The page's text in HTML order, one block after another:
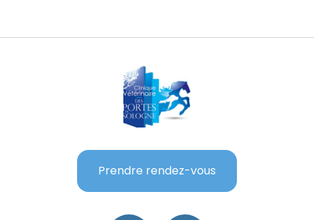
Prendre rendez-vous